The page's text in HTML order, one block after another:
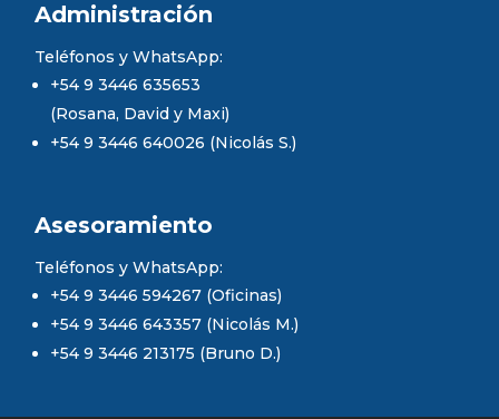
Administración
Teléfonos y WhatsApp:
+54 9 3446 635653
(Rosana, David y Maxi)
+54 9 3446 640026 (Nicolás S.)
Asesoramiento
Teléfonos y WhatsApp:
+54 9 3446 594267 (Oficinas)
+54 9 3446 643357 (Nicolás M.)
+54 9 3446 213175 (Bruno D.)